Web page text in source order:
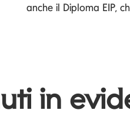
anche il Diploma EIP,
in